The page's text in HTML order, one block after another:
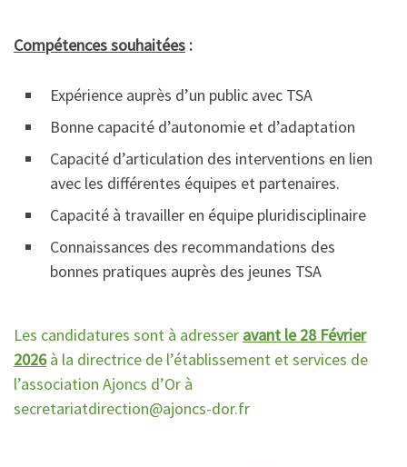
Compétences souhaitées :
Expérience auprès d’un public avec TSA
Bonne capacité d’autonomie et d’adaptation
Capacité d’articulation des interventions en lien
avec les différentes équipes et partenaires.
Capacité à travailler en équipe pluridisciplinaire
Connaissances des recommandations des
bonnes pratiques auprès des jeunes TSA
Les candidatures sont à adresser avant le 28 Février
2026à la directrice de l’établissement et services de
l’association Ajoncs d’Or à
secretariatdirection@ajoncs-dor.fr